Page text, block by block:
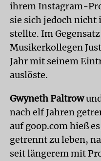
ihrem Instagram-
sie sich jedoch
stellte. Im
Musikerkollegen
Jahr mit seinem
auslöste.
Gwyneth Paltrow
nach elf Jahren
auf goop.com hieß
getrennt zu leben,
seit längerem mit